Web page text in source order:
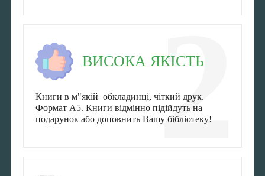
2
ВИСОКА ЯКІСТЬ
Книги в м"якій обкладинці, чіткий друк.
Формат А5. Книги відмінно підійдуть на
подарунок або доповнить Вашу бібліотеку!